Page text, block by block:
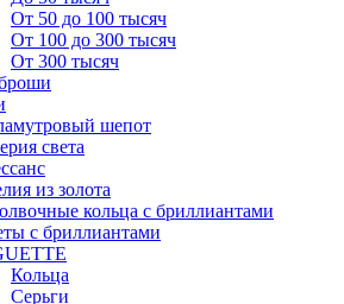
От 50 до 100 тысяч
От 100 до 300 тысяч
От 300 тысяч
шепот
света
из золота
кольца с бриллиантами
с бриллиантами
Кольца
Серьги